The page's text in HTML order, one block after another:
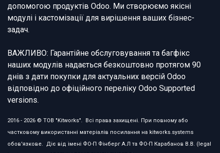
допомогою продуктів Odoo. Ми створюємо якісні
модулі і кастомізації для вирішення ваших бізнес-
задач.
ВАЖЛИВО: Гарантійне обслуговування та багфікс
наших модулів надається безкоштовно протягом 90
днів з дати покупки для актуальних версій Odoo
відповідно до офіційного переліку Odoo Supported
versions.
2016 - 2026 © ТОВ "Kitworks". Всі права захищені. При повному або
частковому використанні матеріалів посилання на kitworks.systems
обов'язкове. Діє від імені ФО-П Фінберг А.Л та ФО-П Карабанов В.В. (legal